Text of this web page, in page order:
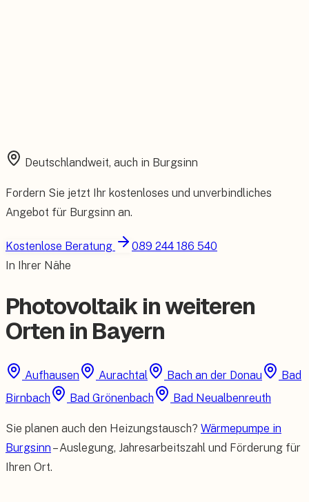
Deutschlandweit, auch in Burgsinn
Fordern Sie jetzt Ihr kostenloses und unverbindliches
Angebot für Burgsinn an.
Kostenlose Beratung
089 244 186 540
In Ihrer Nähe
Photovoltaik in weiteren
Orten in Bayern
Aufhausen Aurachtal Bach an der Donau
Bad
Birnbach
Bad Grönenbach Bad Neualbenreuth
Sie planen auch den Heizungstausch? Wärmepumpe in
Burgsinn – Auslegung, Jahresarbeitszahl und Förderung für
Ihren Ort.